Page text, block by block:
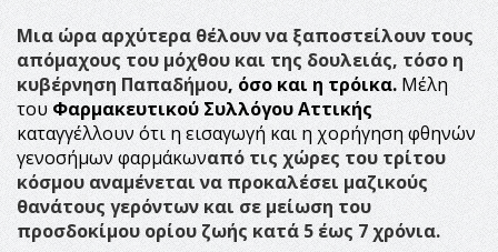
Μια ώρα αρχύτερα θέλουν να ξαποστείλουν τους
απόμαχους του μόχθου και της δουλειάς, τόσο η
κυβέρνηση Παπαδήμου, όσο και η τρόικα. Μέλη
τουΦαρμακευτικού Συλλόγου Αττικής
καταγγέλλουν ότι η εισαγωγή και η χορήγηση φθηνών
γενοσήμων φαρμάκωναπό τις χώρες του τρίτου
κόσμου αναμένεται να προκαλέσειμαζικούς
θανάτους γερόντων και σε μείωση του
προσδοκίμου ορίου ζωής κατά 5 έως 7 χρόνια.